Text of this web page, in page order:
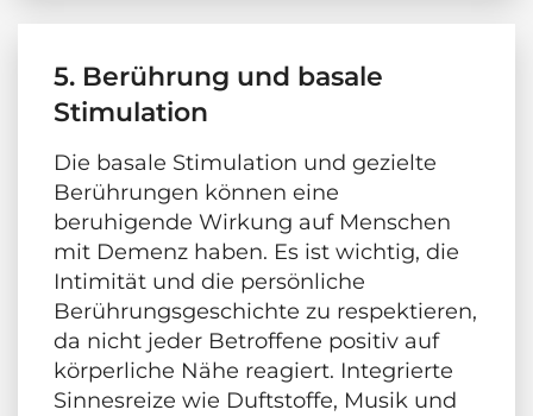
5. Berührung und basale
Stimulation
Die basale Stimulation und gezielte
Berührungen können eine
beruhigende Wirkung auf Menschen
mit Demenz haben. Es ist wichtig, die
Intimität und die persönliche
Berührungsgeschichte zu respektieren,
da nicht jeder Betroffene positiv auf
körperliche Nähe reagiert. Integrierte
Sinnesreize wie Duftstoffe, Musik und